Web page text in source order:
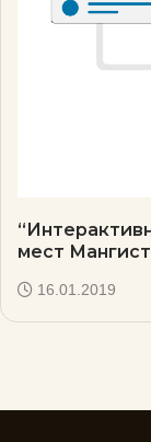
мест
16.01.2019